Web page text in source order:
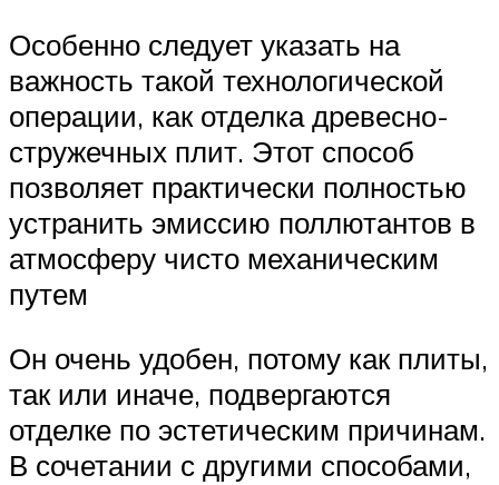
Особенно следует указать на
важность такой технологической
операции, как отделка древесно-
стружечных плит. Этот способ
позволяет практически полностью
устранить эмиссию поллютантов в
атмосферу чисто механическим
путем
Он очень удобен, потому как плиты,
так или иначе, подвергаются
отделке по эстетическим причинам.
В сочетании с другими способами,